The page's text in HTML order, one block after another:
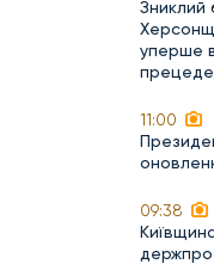
Зниклий
уперше
11:00
09:38